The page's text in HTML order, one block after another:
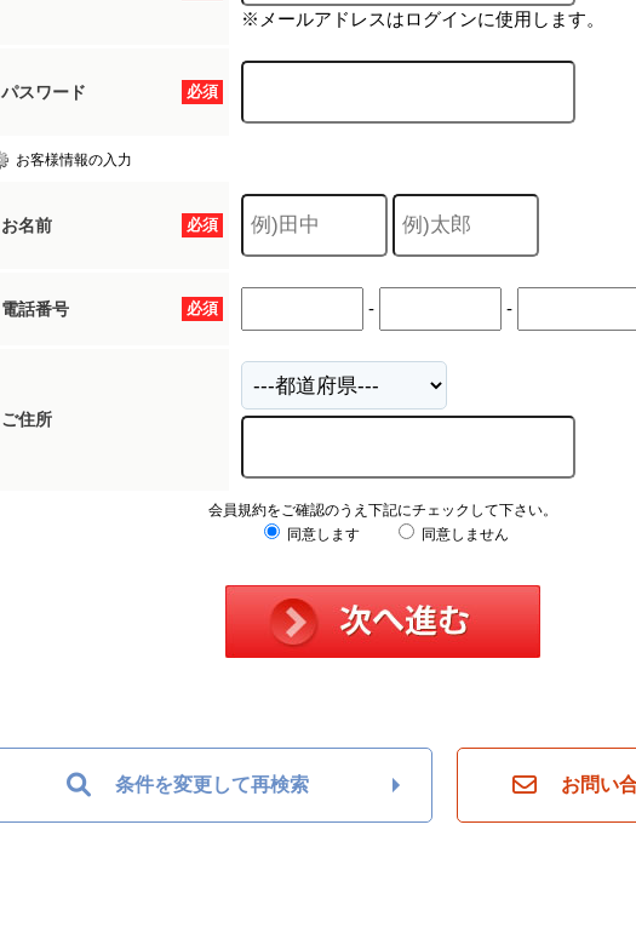
※メールアドレスはログインに使用します。
必須
パスワード
お客様情報の入力
必須
お名前
必須
電話番号 - -
ご住所
会員規約をご確認のうえ下記にチェックして下さい。
同意します
同意しません
条件を変更して再検索 お問い